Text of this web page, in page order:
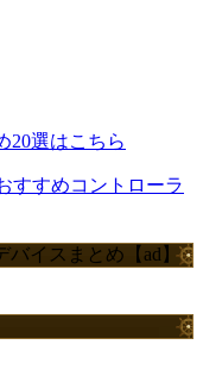
20選はこちら
すすめコントローラ
バイスまとめ【ad】